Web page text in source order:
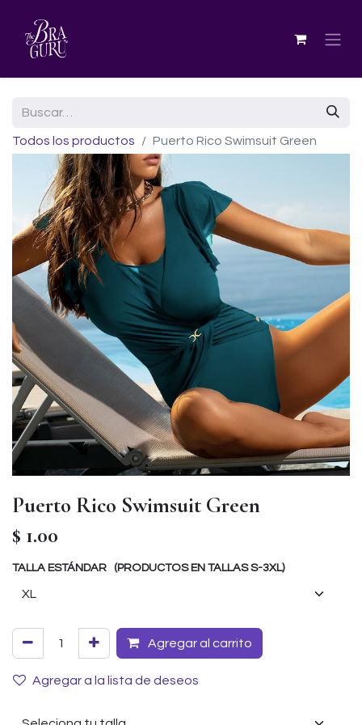
Todos los productos Puerto Rico Swimsuit Green
Puerto Rico Swimsuit Green
$ 1.00
TALLA ESTÁNDAR (PRODUCTOS EN TALLAS S-3XL)
Agregar al carrito
Agregar a la lista de deseos